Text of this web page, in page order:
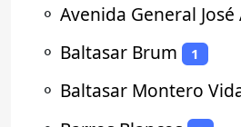
⚬ Avenida General
⚬ Baltasar Brum 1
⚬ Baltasar Montero